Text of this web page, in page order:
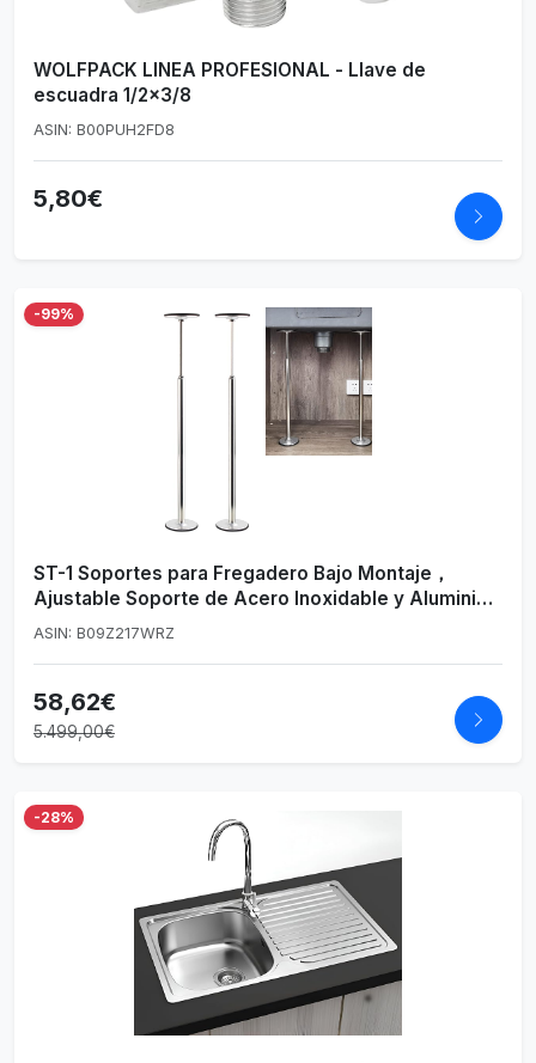
WOLFPACK LINEA PROFESIONAL - Llave de
escuadra 1/2x3/8
ASIN: B00PUH2FD8
5,80€
-99%
ST-1 Soportes para Fregadero Bajo Montaje，
Ajustable Soporte de Acero Inoxidable y Aluminio
para Fregadero Bajo Encimera,Sistema de
ASIN: B09Z217WRZ
58,62€
5.499,00€
-28%